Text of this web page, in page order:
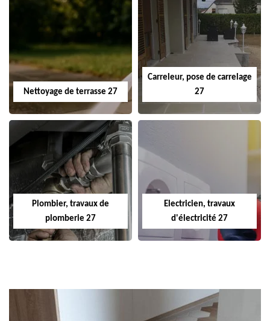
Nettoyage de terrasse 27
Carreleur, pose de carrelage
27
Plombier, travaux de
plomberie 27
Electricien, travaux
d'électricité 27